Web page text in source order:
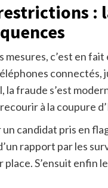
mesures, c’est en
connectés,
la fraude s’est
à la coupure
un candidat pris en
rapport par les
S’ensuit